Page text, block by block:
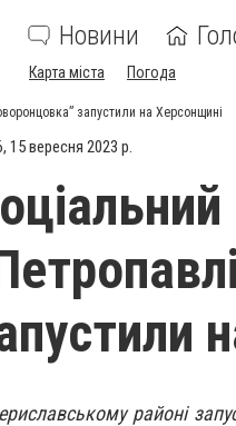
Новини
Карта міста Погода
запустили на Херсонщині
15 вересня 2023 р.
районі